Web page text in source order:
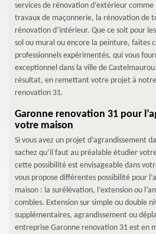
services de rénovation d’extérieur
travaux de maçonnerie, la rénovation de
rénovation d’intérieur. Que ce soit pour
sol ou mural ou encore la peinture, faites
professionnels expérimentés, qui vous
exceptionnel dans la ville de
résultat, en remettant votre projet à
renovation 31.
Garonne renovation 31 pour
votre maison
Si vous avez un projet d’agrandissement
sachez qu’il faut au préalable étudier
cette possibilité est envisageable dans
vous propose différentes possibilité pour
maison : la surélévation, l’extension ou
combles. Extension sur simple ou double
supplémentaires, agrandissement ou
entreprise Garonne renovation 31 est en